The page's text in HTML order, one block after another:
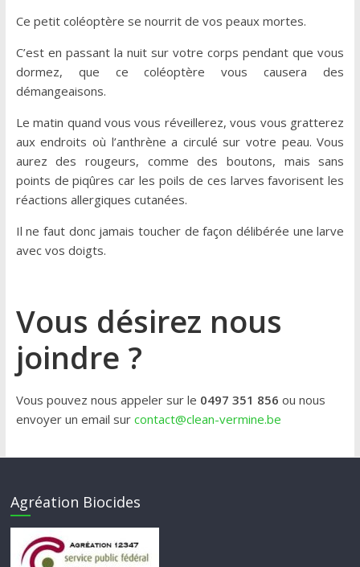
Ce petit coléoptère se nourrit de vos peaux mortes.
C’est en passant la nuit sur votre corps pendant que vous
dormez, que ce coléoptère vous causera des
démangeaisons.
Le matin quand vous vous réveillerez, vous vous gratterez
aux endroits où l’anthrène a circulé sur votre peau. Vous
aurez des rougeurs, comme des boutons, mais sans
points de piqûres car les poils de ces larves favorisent les
réactions allergiques cutanées.
Il ne faut donc jamais toucher de façon délibérée une larve
avec vos doigts.
Vous désirez nous
joindre ?
Vous pouvez nous appeler sur le 0497 351 856 ou nous
envoyer un email sur contact@clean-vermine.be
Agréation Biocides